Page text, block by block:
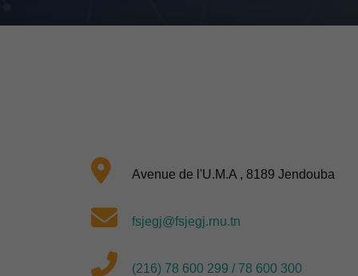
Avenue de l'U.M.A , 8189 Jendouba
fsjegj@fsjegj.rnu.tn
(216) 78 600 299 / 78 600 300